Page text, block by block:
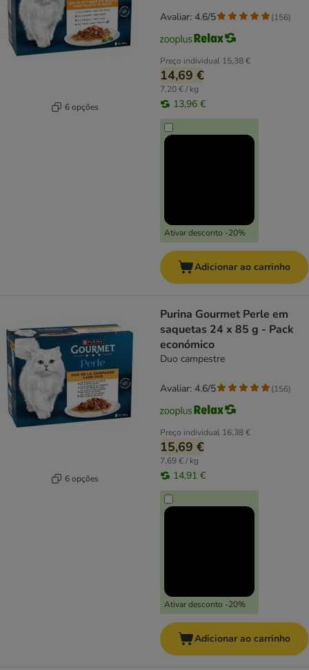
6 opções
Preço individual 15,38 €
14,69 €
7,20 € / kg
13,96 €
Ativar desconto -20%
Avaliar: 4.6/5 (156)
Adicionar ao carrinho
6 opções
Purina Gourmet Perle em
saquetas 24 x 85 g - Pack
económico
Duo campestre
Preço individual 16,38 €
15,69 €
7,69 € / kg
14,91 €
Ativar desconto -20%
Avaliar: 4.6/5 (156)
Adicionar ao carrinho